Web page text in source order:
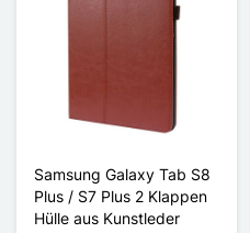
Samsung Galaxy Tab S8
Plus / S7 Plus 2 Klappen
Hülle aus Kunstleder